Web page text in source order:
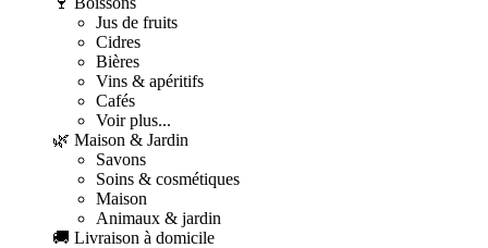
Jus de fruits
Cidres
Bières
Vins & apéritifs
Cafés
Voir plus...
🌿 Maison & Jardin
Savons
Soins & cosmétiques
Maison
Animaux & jardin
🚚 Livraison à domicile